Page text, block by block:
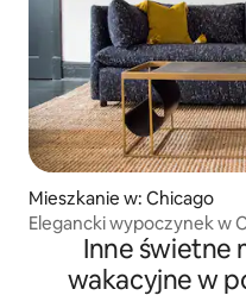
Mieszkanie w: Chicago
Elegancki wypoczynek w
Inne świetne
wakacyjne w